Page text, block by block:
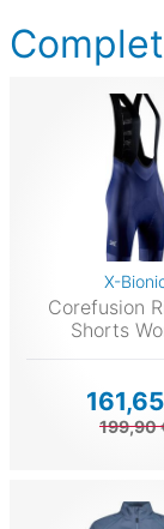
X-
Corefusion
Shorts
199,90